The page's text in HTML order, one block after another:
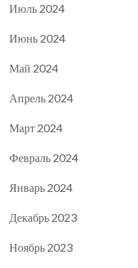
Июль 2024
Июнь 2024
Май 2024
Апрель 2024
Март 2024
Февраль 2024
Январь 2024
Декабрь 2023
Ноябрь 2023